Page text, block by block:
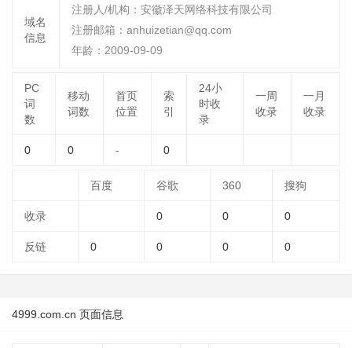
域名
信息
注册人/机构：安徽泽天网络科技有限公司
注册邮箱：anhuizetian@qq.com
年龄：2009-09-09
PC
词
数
移动
词数
首页
位置
索
引
24小
时收
录
一周
收录
一月
收录
0 0 - 0
百度 谷歌 360 搜狗
收录 0 0 0
反链 0 0 0 0
4999.com.cn 页面信息